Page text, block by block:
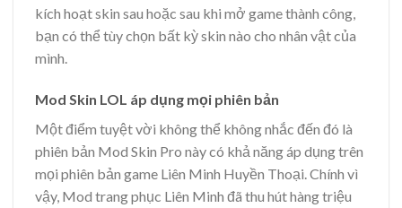
kích hoạt skin sau hoặc sau khi mở game thành công,
bạn có thể tùy chọn bất kỳ skin nào cho nhân vật của
mình.
Mod Skin LOL áp dụng mọi phiên bản
Một điểm tuyệt vời không thể không nhắc đến đó là
phiên bản Mod Skin Pro này có khả năng áp dụng trên
mọi phiên bản game Liên Minh Huyền Thoại. Chính vì
vậy, Mod trang phục Liên Minh đã thu hút hàng triệu